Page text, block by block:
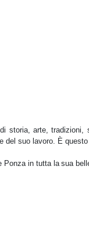
storia, arte, tradizioni,
del suo lavoro. È
in tutta la sua